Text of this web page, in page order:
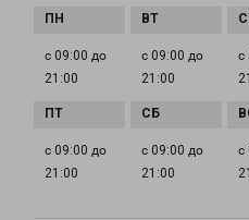
с 09:00 до
21:00
с 09:00 до
21:00
с
с 09:00 до
21:00
с 09:00 до
21:00
с